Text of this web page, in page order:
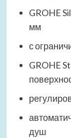
GROHE
мм
с
GROHE
душ